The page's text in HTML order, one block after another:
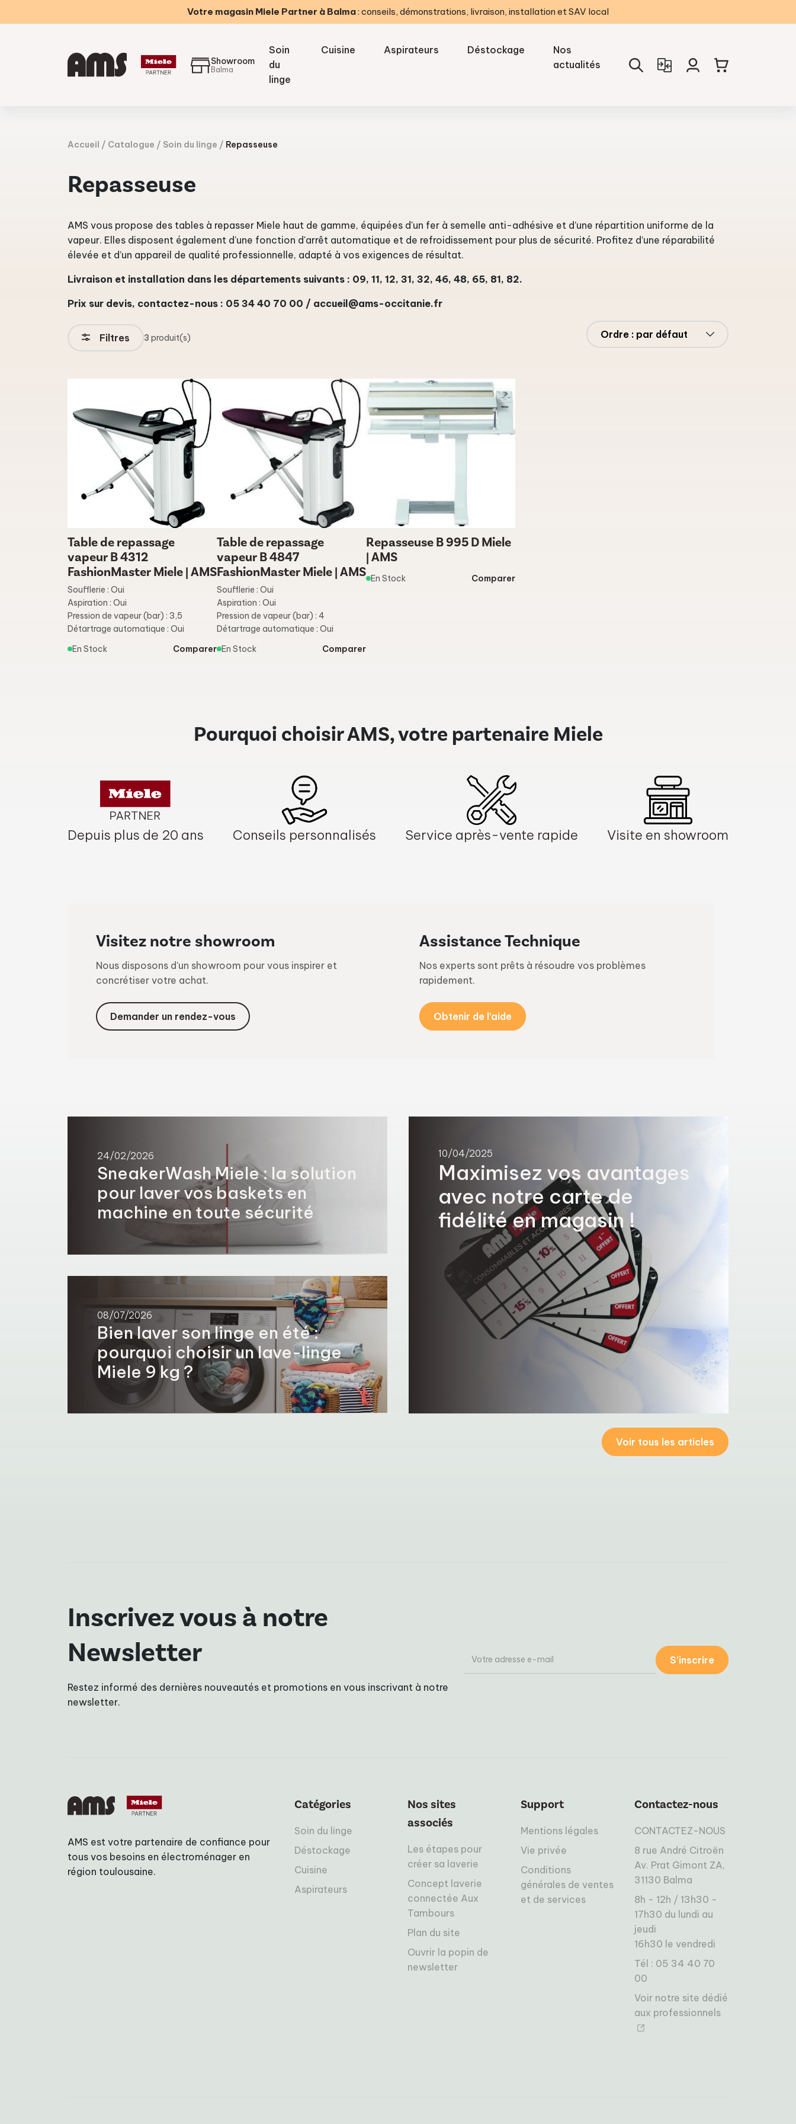
Votre magasin Miele Partner à Balma: conseils, démonstrations, livraison, installation et SAV local
Showroom
Balma
Soin
du
linge
Cuisine Aspirateurs Déstockage
Nos
actualités
Accueil Catalogue Soin du linge Repasseuse
Repasseuse
AMS vous propose des tables à repasser Miele haut de gamme, équipées d'un fer à semelle anti-adhésive et d’une répartition uniforme de la
vapeur. Elles disposent également d'une fonction d'arrêt automatique et de refroidissement pour plus de sécurité. Profitez d’une réparabilité
élevée et d’un appareil de qualité professionnelle, adapté à vos exigences de résultat.
Livraison et installation dans les départements suivants : 09, 11, 12, 31, 32, 46, 48, 65, 81, 82.
Prix sur devis, contactez-nous : 05 34 40 70 00 / accueil@ams-occitanie.fr
Filtres 3 produit(s)
Table de repassage
vapeur B 4312
FashionMaster Miele | AMS
Soufflerie : Oui
Aspiration : Oui
Pression de vapeur (bar) : 3,5
Détartrage automatique : Oui
En Stock
Comparer
Table de repassage
vapeur B 4847
FashionMaster Miele | AMS
Soufflerie : Oui
Aspiration : Oui
Pression de vapeur (bar) : 4
Détartrage automatique : Oui
En Stock
Comparer
Repasseuse B 995 D Miele
| AMS
En Stock Comparer
Pourquoi choisir AMS, votre partenaire Miele
Depuis plus de 20 ans Conseils personnalisés Service après-vente rapide Visite en showroom
Visitez notre showroom
Nous disposons d'un showroom pour vous inspirer et
concrétiser votre achat.
Demander un rendez-vous
Assistance Technique
Nos experts sont prêts à résoudre vos problèmes
rapidement.
Obtenir de l’aide
24/02/2026
SneakerWash Miele : la solution
pour laver vos baskets en
machine en toute sécurité
08/07/2026
Bien laver son linge en été :
pourquoi choisir un lave-linge
Miele 9 kg ?
10/04/2025
Maximisez vos avantages
avec notre carte de
fidélité en magasin !
Voir tous les articles
Inscrivez vous à notre
Newsletter
Restez informé des dernières nouveautés et promotions en vous inscrivant à notre
newsletter.
S’inscrire
AMS est votre partenaire de confiance pour
tous vos besoins en électroménager en
région toulousaine.
Catégories
Soin du linge
Déstockage
Cuisine
Aspirateurs
Nos sites
associés
Les étapes pour
créer sa laverie
Concept laverie
connectée Aux
Tambours
Plan du site
Ouvrir la popin de
newsletter
Support
Mentions légales
Vie privée
Conditions
générales de ventes
et de services
Contactez-nous
CONTACTEZ-NOUS
8 rue André Citroën
Av. Prat Gimont ZA,
31130 Balma
8h - 12h / 13h30 -
17h30 du lundi au
jeudi
16h30 le vendredi
Tél : 05 34 40 70
00
Voir notre site dédié
aux professionnels